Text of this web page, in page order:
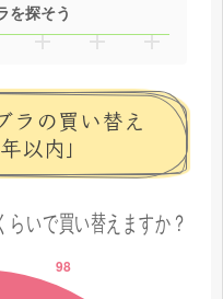
を探そう
ラの買い替え
以内」